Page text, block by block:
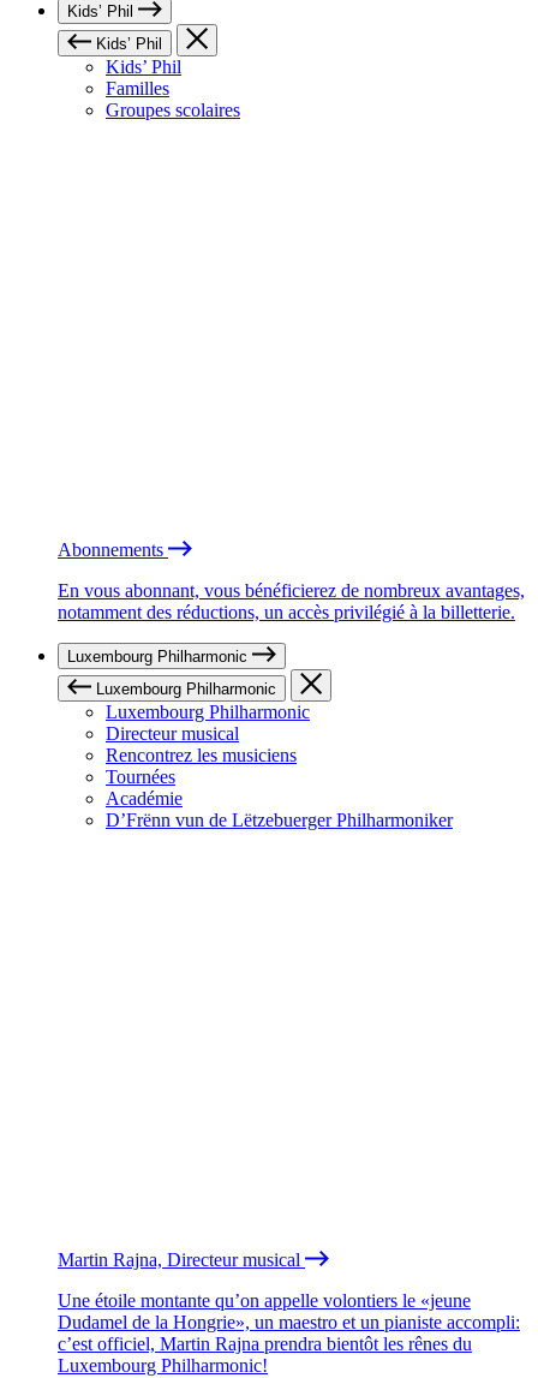
Kids’ Phil
Kids’ Phil
Kids’ Phil
Familles
Groupes scolaires
Abonnements
En vous abonnant, vous bénéficierez de nombreux avantages,
notamment des réductions, un accès privilégié à la billetterie.
Luxembourg Philharmonic
Luxembourg Philharmonic
Luxembourg Philharmonic
Directeur musical
Rencontrez les musiciens
Tournées
Académie
D’Frënn vun de Lëtzebuerger Philharmoniker
Martin Rajna, Directeur musical
Une étoile montante qu’on appelle volontiers le «jeune
Dudamel de la Hongrie», un maestro et un pianiste accompli:
c’est officiel, Martin Rajna prendra bientôt les rênes du
Luxembourg Philharmonic!